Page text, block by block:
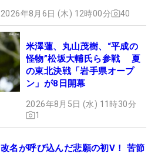
2026年8月6日 (木) 12時00分 40
米澤蓮、丸山茂樹、“平成の
怪物”松坂大輔氏ら参戦 夏
の東北決戦「岩手県オープ
ン」が8日開幕
2026年8月5日 (水) 11時30分
1
改名が呼び込んだ悲願の初V！ 苦節